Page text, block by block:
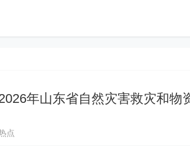
年山东省自然灾害救灾和物
点